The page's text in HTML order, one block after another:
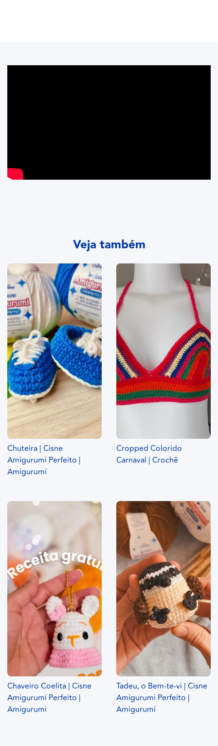
Veja também
Chuteira | Cisne
Amigurumi Perfeito |
Amigurumi
Cropped Colorido
Carnaval | Crochê
Chaveiro Coelita | Cisne
Amigurumi Perfeito |
Amigurumi
Tadeu, o Bem-te-vi | Cisne
Amigurumi Perfeito |
Amigurumi